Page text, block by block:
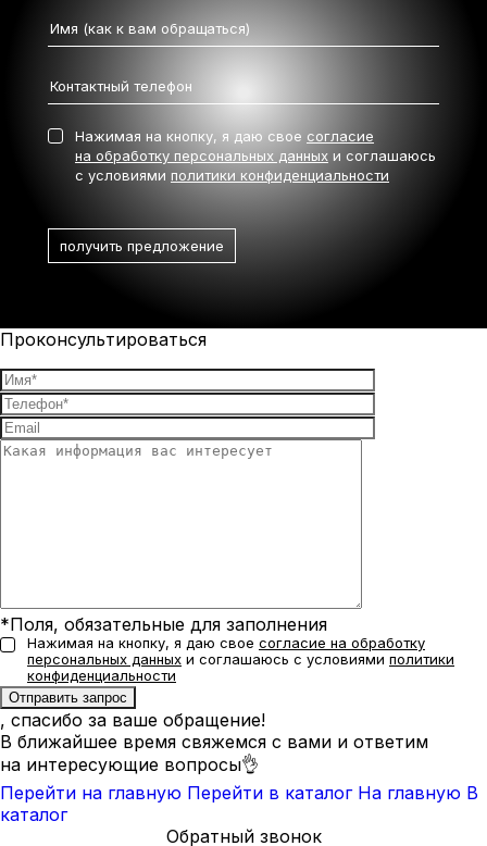
Нажимая на кнопку, я даю свое согласие
на обработку персональных данных и соглашаюсь
с условиями политики конфиденциальности
Проконсультироваться
*Поля, обязательные для заполнения
Нажимая на кнопку, я даю свое согласие на обработку
персональных данных и соглашаюсь с условиями политики
конфиденциальности
, спасибо за ваше обращение!
В ближайшее время свяжемся с вами и ответим
на интересующие вопросы👌
Перейти на главную Перейти в каталог На главную В
каталог
Обратный звонок